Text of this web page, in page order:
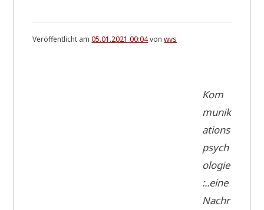
Veröffentlicht am05.01.2021 00:04vonwvs
Kom
munik
ations
psych
ologie
:..eine
Nachr